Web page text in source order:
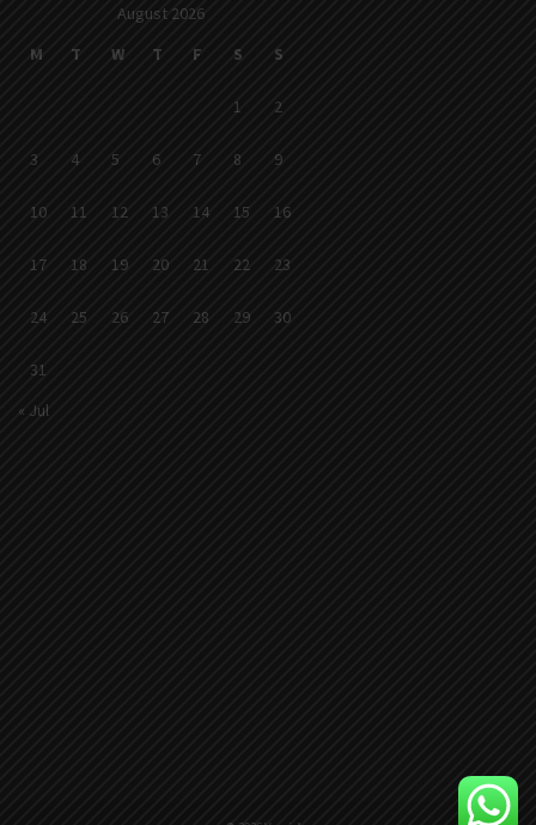
August 2026
M
T W T F S S
1 2
3 4 5 6 7 8 9
10 11 12 13 14 15 16
17 18 19 20 21 22 23
24 25 26 27 28 29 30
31
« Jul